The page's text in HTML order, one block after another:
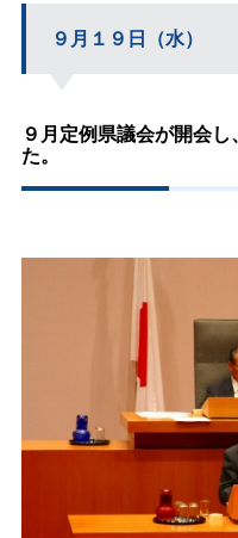
９月１９日（水）
９月定例県議会が開会
た。